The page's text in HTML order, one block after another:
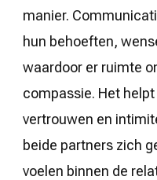
manier.
hun behoeften,
waardoor er ruimte
compassie. Het
vertrouwen en
beide partners zich
voelen binnen de